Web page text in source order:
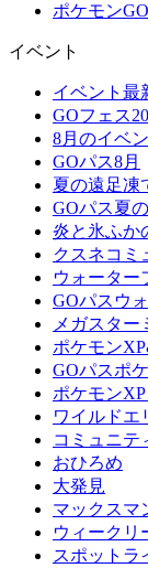
ポケモン
イベント
イベント最
GOフェス
8月のイベ
GOパス8月
夏の遠足凍
GOパス夏
炎と氷ふか
クスネコミ
ウォーター
GOパスウ
メガスター
ポケモン
GOパスポ
ポケモン
ワイルドエ
コミュニテ
おひろめ
大発見
マックスマ
ウィークリ
スポットラ